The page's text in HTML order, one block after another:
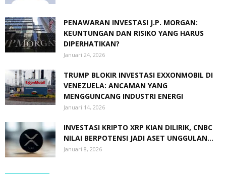
PENAWARAN INVESTASI J.P. MORGAN:
KEUNTUNGAN DAN RISIKO YANG HARUS
DIPERHATIKAN?
Januari 24, 2026
TRUMP BLOKIR INVESTASI EXXONMOBIL DI
VENEZUELA: ANCAMAN YANG
MENGGUNCANG INDUSTRI ENERGI
Januari 14, 2026
INVESTASI KRIPTO XRP KIAN DILIRIK, CNBC
NILAI BERPOTENSI JADI ASET UNGGULAN...
Januari 8, 2026